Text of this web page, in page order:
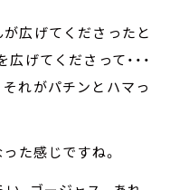
が広げてくださったと
げてくださって・・・
それがパチンとハマっ
た感じですね。